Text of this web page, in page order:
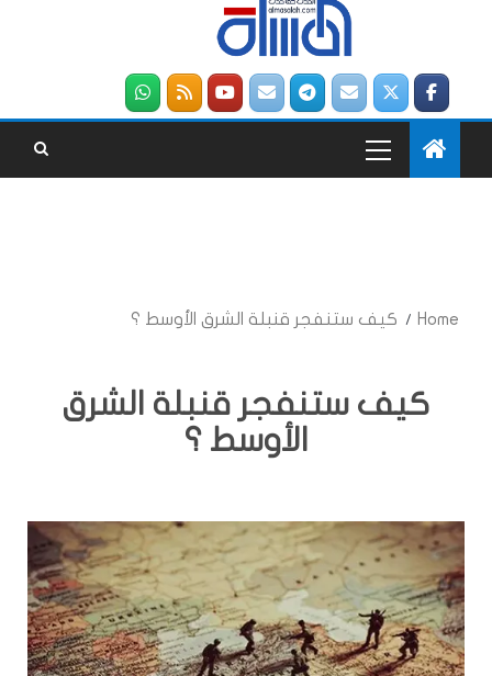
Home كيف ستنفجر قنبلة الشرق الأوسط ؟
كيف ستنفجر قنبلة الشرق
الأوسط ؟